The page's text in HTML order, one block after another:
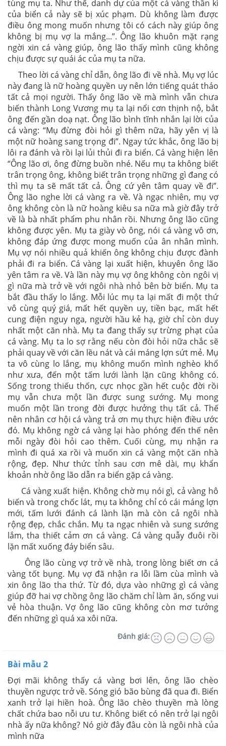
tùng mụ ta. Như thế, danh dự của một cá vàng thần kì
của biển cả này sẽ bị xúc phạm. Dù không làm được
điều ông mong muốn nhưng tôi có cách này giúp ông
không bị mụ vợ la mắng...”. Ông lão khuôn mặt rạng
ngời xin cá vàng giúp, ông lão thấy mình cũng không
chịu được sự quái ác của mụ ta nữa.
Theo lời cá vàng chỉ dẫn, ông lão đi về nhà. Mụ vợ lúc
này đang là nữ hoàng quyền uy nên lớn tiếng quát tháo
tất cả mọi người. Thấy ông lão về mà mình vẫn chưa
biến thành Long Vương mụ ta lại nổi cơn thịnh nộ, bắt
ông đến gần doạ nạt. Ông lão bình tĩnh nhắn lại lời của
cá vàng: “Mụ đừng đòi hỏi gì thêm nữa, hãy yên vị là
một nữ hoàng sang trọng đi”. Ngay tức khắc, ông lão bị
lôi ra đánh và rồi lại lủi thủi đi ra biển. Cá vàng hiện lên
“Ông lão ơi, ông đừng buồn nhé. Nếu mụ ta không biết
trân trọng ông, không biết trân trọng những gì đang có
thì mụ ta sẽ mất tất cả. Ông cứ yên tâm quay về đi”.
Ông lão nghe lời cá vàng ra về. Và ngạc nhiên, mụ vợ
ông không còn là nữ hoàng kiêu sa nữa mà giờ đây trở
về là bà nhất phẩm phu nhân rồi. Nhưng ông lão cũng
không được yên. Mụ ta giày vò ông, nói cá vàng vô ơn,
không đáp ứng được mong muốn của ân nhân mình.
Mụ vợ nói nhiều quả khiến ông không chịu được đành
phải đi ra biển. Cá vàng lại xuất hiện, khuyên ông lão
yên tâm ra về. Và lần này mụ vợ ông không còn ngôi vị
gì nữa mà trở về với ngôi nhà nhỏ bên bờ biển. Mụ ta
bắt đầu thấy lo lắng. Mỗi lúc mụ ta lại mất đi một thứ
vô cùng quý giá, mất hết quyền uy, tiền bạc, mất hết
cung điện nguy nga, người hầu kẻ hạ, giờ chỉ còn duy
nhất một căn nhà. Mụ ta đang thấy sự trừng phạt của
cá vàng. Mụ ta lo sợ rằng nếu còn đòi hỏi nữa chắc sẽ
phải quay về với căn lều nát và cái máng lợn sứt mẻ. Mụ
ta vô cùng lo lắng, mụ không muốn mình nghèo khổ
như xưa, đến một tấm lưới lành lặn cũng không có.
Sống trong thiếu thốn, cực nhọc gần hết cuộc đời rồi
mụ vẫn chưa một lần được sung sướng. Mụ mong
muốn một lần trong đời được hưởng thụ tất cả. Thế
nên nhân cơ hội cá vàng trả ơn mụ thực hiện điều ước
đó. Mụ không ngờ cá vàng lại hào phóng đến thế nên
mỗi ngày đòi hỏi cao thêm. Cuối cùng, mụ nhận ra
mình đi quá xa rồi và muốn xin cá vàng một căn nhà
rộng, đẹp. Như thức tỉnh sau cơn mê dài, mụ khẩn
khoản nhờ ông lão dẫn ra biển gặp cá vàng.
Cá vàng xuất hiện. Không chờ mụ nói gì, cả vàng hô
biến và trong chốc lát, mụ ta không chỉ có cái máng lợn
mới, tấm lưới đánh cá lành lặn mà còn cả ngôi nhà
rộng đẹp, chắc chắn. Mụ ta ngạc nhiên và sung sướng
lắm, tha thiết cảm ơn cá vàng. Cá vàng quẫy đuôi rồi
lặn mất xuống đáy biển sâu.
Ông lão cùng vợ trở về nhà, trong lòng biết ơn cá
vàng tốt bụng. Mụ vợ đã nhận ra lỗi lầm cùa mình và
xin ông lão tha thứ. Từ đó, dựa vào những gì cá vàng
giúp đỡ hai vợ chồng ông lão chăm chỉ làm ăn, sống vui
vẻ hòa thuận. Vợ ông lão cũng không còn mơ tưởng
đến những gì quá xa xôi nữa.
Đánh giá:
Bài mẫu 2
Đợi mãi không thấy cá vàng bơi lên, ông lão chèo
thuyền ngược trở về. Sóng gió bão bùng đã qua đi. Biển
xanh trở lại hiền hoà. Ông lão chèo thuyền mà lòng
chất chứa bao nỗi ưu tư. Không biết có nên trở lại ngôi
nhà ấy nữa không? Nó giờ đây đâu còn là ngôi nhà của
mình nữa